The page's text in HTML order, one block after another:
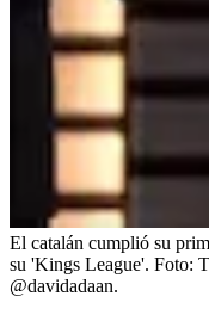
El catalán cumplió su
su 'Kings League'. Foto:
@davidadaan.